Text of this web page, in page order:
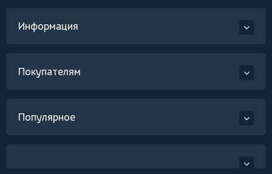
Информация
Покупателям
Популярное